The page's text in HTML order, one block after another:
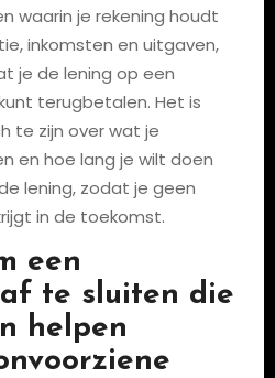
waarin je rekening houdt
inkomsten en uitgaven,
je de lening op een
terugbetalen. Het is
te zijn over wat je
en hoe lang je wilt doen
lening, zodat je geen
in de toekomst.
een
te sluiten die
helpen